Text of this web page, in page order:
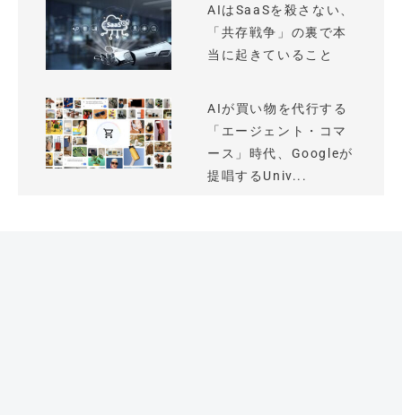
AIはSaaSを殺さない、
「共存戦争」の裏で本
当に起きていること
AIが買い物を代行する
「エージェント・コマ
ース」時代、Googleが
提唱するUniv...